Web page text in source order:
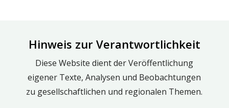
Hinweis zur Verantwortlichkeit
Diese Website dient der Veröffentlichung
eigener Texte, Analysen und Beobachtungen
zu gesellschaftlichen und regionalen Themen.